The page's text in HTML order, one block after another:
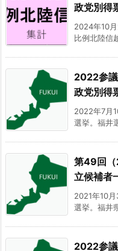
政党別得
2024年10
比例北陸信
2022参
政党別得
2022年7月
選挙。福井
第49回（
立候補者
2021年10
選挙。福井
2022参